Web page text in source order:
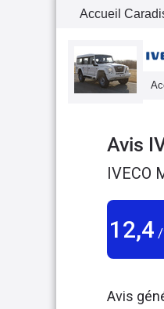
Accueil
Avis
IVECO
12,4
Avis